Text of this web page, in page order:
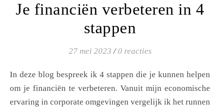
Je financiën verbeteren in 4
stappen
27 mei 2023 / 0 reacties
In deze blog bespreek ik 4 stappen die je kunnen helpen
om je financiën te verbeteren. Vanuit mijn economische
ervaring in corporate omgevingen vergelijk ik het runnen